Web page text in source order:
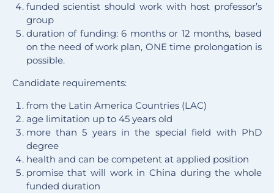
funded scientist should work with host professor’s
group
duration of funding: 6 months or 12 months, based
on the need of work plan, ONE time prolongation is
possible.
Candidate requirements:
from the Latin America Countries (LAC)
age limitation up to 45 years old
more than 5 years in the special field with PhD
degree
health and can be competent at applied position
promise that will work in China during the whole
funded duration